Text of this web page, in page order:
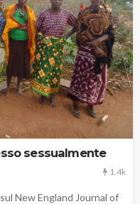
sessualmente
1.4k
New England Journal of